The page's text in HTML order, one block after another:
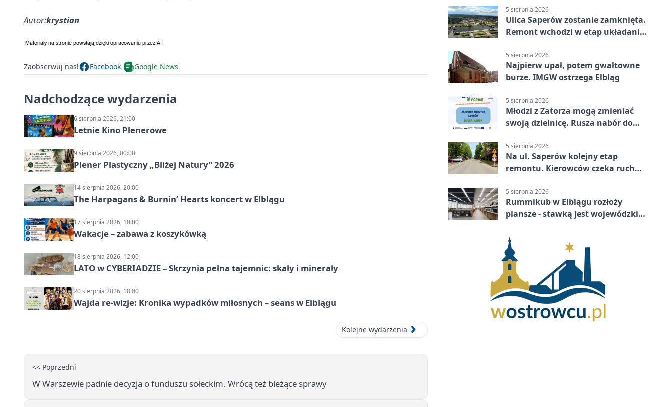
Autor:krystian
Zaobserwuj nas! Facebook Google News
Nadchodzące wydarzenia
6 sierpnia 2026, 21:00
Letnie Kino Plenerowe
9 sierpnia 2026, 00:00
Plener Plastyczny „Bliżej Natury” 2026
14 sierpnia 2026, 20:00
The Harpagans & Burnin’ Hearts koncert w Elblągu
17 sierpnia 2026, 10:00
Wakacje – zabawa z koszykówką
18 sierpnia 2026, 12:00
LATO w CYBERIADZIE – Skrzynia pełna tajemnic: skały i minerały
20 sierpnia 2026, 18:00
Wajda re-wizje: Kronika wypadków miłosnych – seans w Elblągu
Kolejne wydarzenia
<< Poprzedni
W Warszewie padnie decyzja o funduszu sołeckim. Wrócą też bieżące sprawy
5 sierpnia 2026
Ulica Saperów zostanie zamknięta.
Remont wchodzi w etap układania
5 sierpnia 2026
Najpierw upał, potem gwałtowne
burze. IMGW ostrzega Elbląg
5 sierpnia 2026
Młodzi z Zatorza mogą zmieniać
swoją dzielnicę. Rusza nabór do
5 sierpnia 2026
Na ul. Saperów kolejny etap
remontu. Kierowców czeka ruch
5 sierpnia 2026
Rummikub w Elblągu rozłoży
plansze - stawką jest wojewódzki